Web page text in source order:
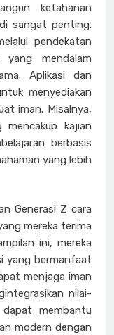
ketahanan
sangat penting.
pendekatan
yang mendalam
Aplikasi dan
menyediakan
iman. Misalnya,
mencakup kajian
berbasis
yang lebih
Generasi Z cara
mereka terima
ini, mereka
yang bermanfaat
menjaga iman
nilai-
membantu
modern dengan